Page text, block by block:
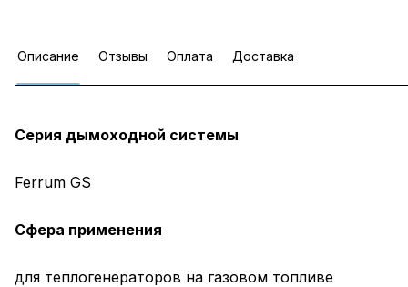
Описание Отзывы Оплата Доставка
Серия дымоходной системы
Ferrum GS
Сфера применения
для теплогенераторов на газовом топливе